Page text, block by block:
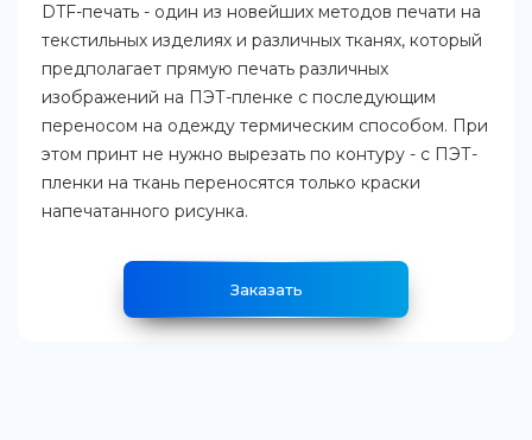
DTF-печать - один из новейших методов печати на
текстильных изделиях и различных тканях, который
предполагает прямую печать различных
изображений на ПЭТ-пленке с последующим
переносом на одежду термическим способом. При
этом принт не нужно вырезать по контуру - с ПЭТ-
пленки на ткань переносятся только краски
напечатанного рисунка.
Заказать